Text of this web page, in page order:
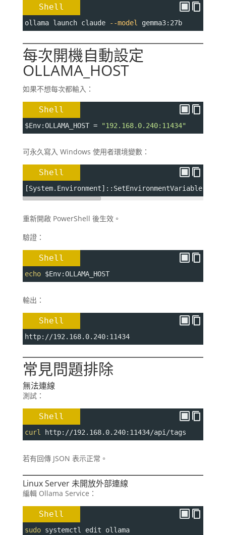
Shell
ollama launch claude --model gemma3:27b
每次開機自動設定
OLLAMA_HOST
如果不想每次都輸入：
Shell
$Env:OLLAMA_HOST = "192.168.0.240:11434"
可永久寫入 Windows 使用者環境變數：
Shell
[System.Environment]::SetEnvironmentVariable(
重新開啟 PowerShell 後生效。
驗證：
Shell
echo $Env:OLLAMA_HOST
輸出：
Shell
http://192.168.0.240:11434
常見問題排除
無法連線
測試：
Shell
curl http://192.168.0.240:11434/api/tags
若有回傳 JSON 表示正常。
Linux Server 未開放外部連線
編輯 Ollama Service：
Shell
sudo systemctl edit ollama